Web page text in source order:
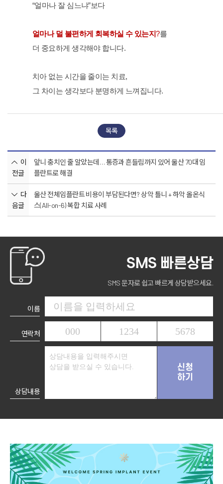
“얼마나 잘 심느냐”보다
얼마나 덜 불편하게 회복하실 수 있는지?를
더 중요하게 생각해야 합니다.
치아 없는 시간을 줄이는 치료,
그 차이는 생각보다 분명하게 느껴집니다.
목록
이
전글
앞니 충치인 줄 알았는데… 통증과 흔들림까지 있어 울산 70대 임
플란트로 해결
다
음글
울산 전체임플란트 비용이 부담된다면? 상악 틀니 + 하악 올온식
스(All-on-6) 복합 치료 사례
SMS 빠른상담
SMS 문자로 쉽고 빠르게 상담받으세요.
이름
연락처
상담내용
신청
하기